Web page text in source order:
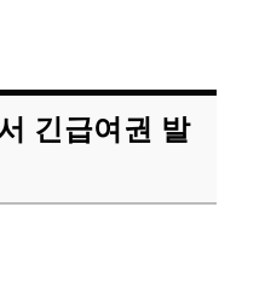
긴급여권 발